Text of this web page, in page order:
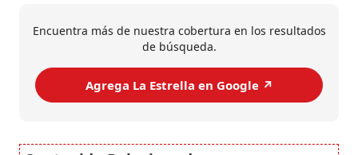
Encuentra más de nuestra cobertura en los resultados
de búsqueda.
Agrega La Estrella en Google ↗️